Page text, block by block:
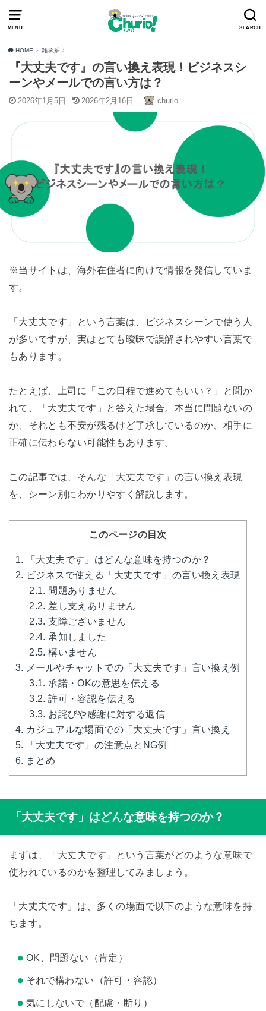
MENU SEARCH
HOME 雑学系
『大丈夫です』の言い換え表現！ビジネスシ
ーンやメールでの言い方は？
2026年1月5日 2026年2月16日 churio
※当サイトは、海外在住者に向けて情報を発信していま
す。
「大丈夫です」という言葉は、ビジネスシーンで使う人
が多いですが、実はとても曖昧で誤解されやすい言葉で
もあります。
たとえば、上司に「この日程で進めてもいい？」と聞か
れて、「大丈夫です」と答えた場合。本当に問題ないの
か、それとも不安が残るけど了承しているのか、相手に
正確に伝わらない可能性もあります。
この記事では、そんな「大丈夫です」の言い換え表現
を、シーン別にわかりやすく解説します。
このページの目次
1. 「大丈夫です」はどんな意味を持つのか？
2. ビジネスで使える「大丈夫です」の言い換え表現
2.1. 問題ありません
2.2. 差し支えありません
2.3. 支障ございません
2.4. 承知しました
2.5. 構いません
3. メールやチャットでの「大丈夫です」言い換え例
3.1. 承諾・OKの意思を伝える
3.2. 許可・容認を伝える
3.3. お詫びや感謝に対する返信
4. カジュアルな場面での「大丈夫です」言い換え
5. 「大丈夫です」の注意点とNG例
6. まとめ
「大丈夫です」はどんな意味を持つのか？
まずは、「大丈夫です」という言葉がどのような意味で
使われているのかを整理してみましょう。
「大丈夫です」は、多くの場面で以下のような意味を持
ちます。
OK、問題ない（肯定）
それで構わない（許可・容認）
気にしないで（配慮・断り）